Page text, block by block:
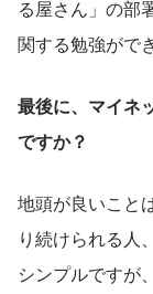
る屋さん」の部
関する勉強がで
最後に、マイネ
ですか？
地頭が良いこと
り続けられる人
シンプルですが